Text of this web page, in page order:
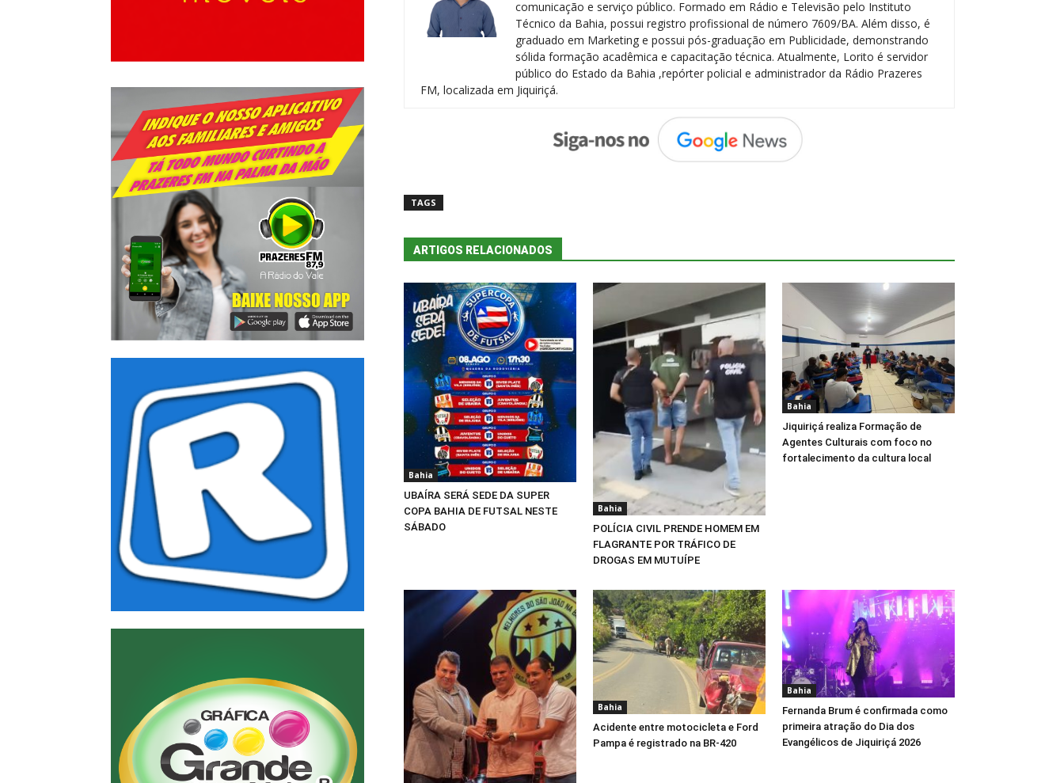
comunicação e serviço público. Formado em Rádio e Televisão pelo Instituto
Técnico da Bahia, possui registro profissional de número 7609/BA. Além disso, é
graduado em Marketing e possui pós-graduação em Publicidade, demonstrando
sólida formação acadêmica e capacitação técnica. Atualmente, Lorito é servidor
público do Estado da Bahia ,repórter policial e administrador da Rádio Prazeres
FM, localizada em Jiquiriçá.
TAGS
ARTIGOS RELACIONADOS
Bahia
UBAÍRA SERÁ SEDE DA SUPER
COPA BAHIA DE FUTSAL NESTE
SÁBADO
Bahia
POLÍCIA CIVIL PRENDE HOMEM EM
FLAGRANTE POR TRÁFICO DE
DROGAS EM MUTUÍPE
Bahia
Jiquiriçá realiza Formação de
Agentes Culturais com foco no
fortalecimento da cultura local
Bahia
Acidente entre motocicleta e Ford
Pampa é registrado na BR-420
Bahia
Fernanda Brum é confirmada como
primeira atração do Dia dos
Evangélicos de Jiquiriçá 2026